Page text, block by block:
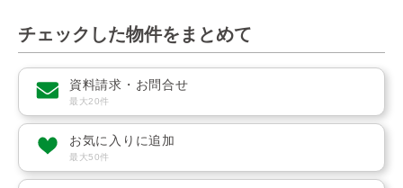
チェックした物件をまとめて
資料請求・お問合せ
最大20件
お気に入りに追加
最大50件